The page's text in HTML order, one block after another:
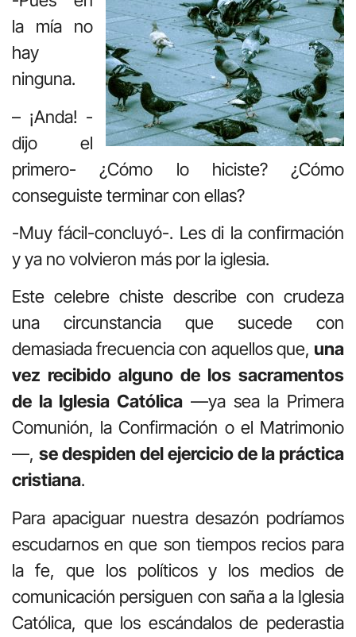
la mía no
hay
ninguna.
– ¡Anda! -
dijo el
primero- ¿Cómo lo hiciste? ¿Cómo
conseguiste terminar con ellas?
-Muy fácil-concluyó-. Les di la confirmación
y ya no volvieron más por la iglesia.
Este celebre chiste describe con crudeza
una circunstancia que sucede con
demasiada frecuencia con aquellos que, una
vez recibido alguno de los sacramentos
de la Iglesia Católica —ya sea la Primera
Comunión, la Confirmación o el Matrimonio
—, se despiden del ejercicio de la práctica
cristiana.
Para apaciguar nuestra desazón podríamos
escudarnos en que son tiempos recios para
la fe, que los políticos y los medios de
comunicación persiguen con saña a la Iglesia
Católica, que los escándalos de pederastia